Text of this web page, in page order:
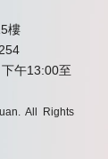
樓
午13:00至
All Rights